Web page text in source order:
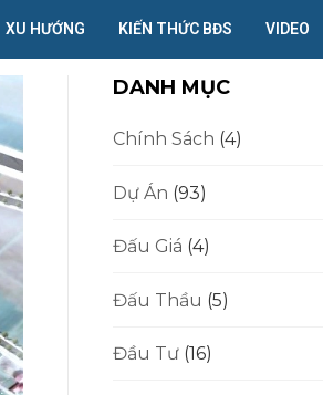
XU HƯỚNG KIẾN THỨC BĐS VIDEO
DANH MỤC
Chính Sách (4)
Dự Án (93)
Đấu Giá (4)
Đấu Thầu (5)
Đầu Tư (16)